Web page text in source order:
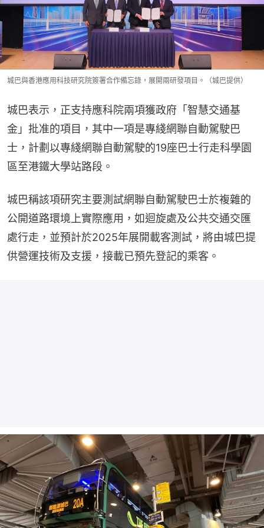
城巴與香港應用科技研究院簽署合作備忘錄，展開兩研發項目。（城巴提供）
城巴表示，正支持應科院兩項獲政府「智慧交通基
金」批准的項目，其中一項是專綫網聯自動駕駛巴
士，計劃以專綫網聯自動駕駛的19座巴士行走科學園
區至港鐵大學站路段。
城巴稱該項研究主要測試網聯自動駕駛巴士於複雜的
公開道路環境上實際應用，如迴旋處及公共交通交匯
處行走，並預計於2025年展開載客測試，將由城巴提
供營運技術及支援，接載已預先登記的乘客。